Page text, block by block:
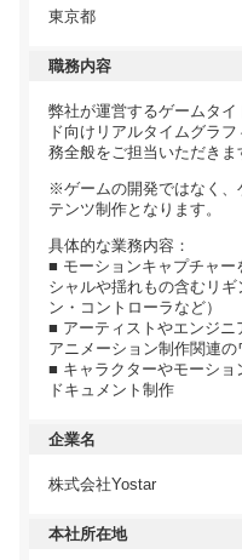
東京都
職務内容
弊社が運営するゲームタ
ド向けリアルタイムグラ
務全般をご担当いただきま
※ゲームの開発ではなく、
テンツ制作となります。
具体的な業務内容：
■ モーションキャプチャー
シャルや揺れもの含むリ
ン・コントローラなど）
■ アーティストやエンジニ
アニメーション制作関連
■ キャラクターやモーシ
ドキュメント制作
企業名
株式会社Yostar
本社所在地